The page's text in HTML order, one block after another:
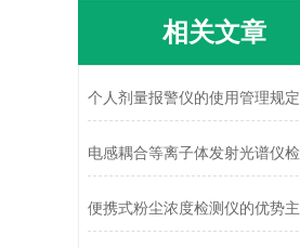
相关文章
个人剂量报警仪的使用管理规定